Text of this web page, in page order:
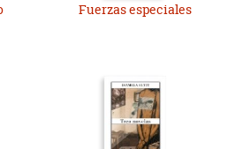
Fuerzas especiales